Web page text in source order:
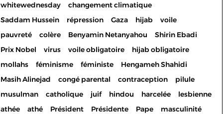
whitewednesday
changement climatique
Saddam Hussein
répression Gaza hijab
voile
pauvreté
colère Benyamin Netanyahou
Shirin Ebadi
Prix Nobel
virus voile obligatoire
hijab obligatoire
mollahs
féminisme féministe
Hengameh Shahidi
Masih Alinejad
congé parental contraception
pilule
musulman
catholique juif hindou harcelée
lesbienne
athée
athé Président Présidente Pape
masculinité